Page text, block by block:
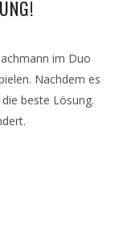
im Duo
Nachdem es
beste Lösung.